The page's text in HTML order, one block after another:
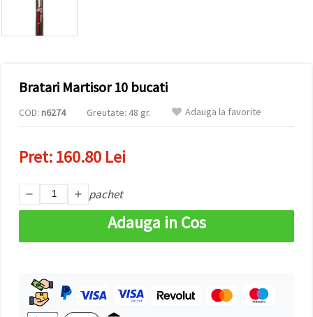
Puteți fi de
clic pe "pe
vă indicați
preferințele
în setări
un tip de
cookie -uri
făcând clic
pe butonul
"Salvați"
Аcceptati
Setări
Bratari Martisor 10 bucati
COD: n6274 Greutate: 48 gr. Adauga la favorite
Pret:160.80 Lei
pachet
Adauga in Cos